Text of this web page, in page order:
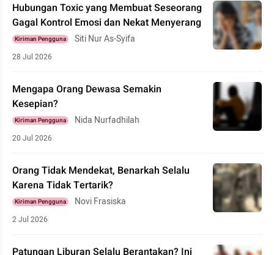
Hubungan Toxic yang Membuat Seseorang
Gagal Kontrol Emosi dan Nekat Menyerang
Kiriman Pengguna Siti Nur As-Syifa
28 Jul 2026
Mengapa Orang Dewasa Semakin
Kesepian?
Kiriman Pengguna Nida Nurfadhilah
20 Jul 2026
Orang Tidak Mendekat, Benarkah Selalu
Karena Tidak Tertarik?
Kiriman Pengguna Novi Frasiska
2 Jul 2026
Patungan Liburan Selalu Berantakan? Ini